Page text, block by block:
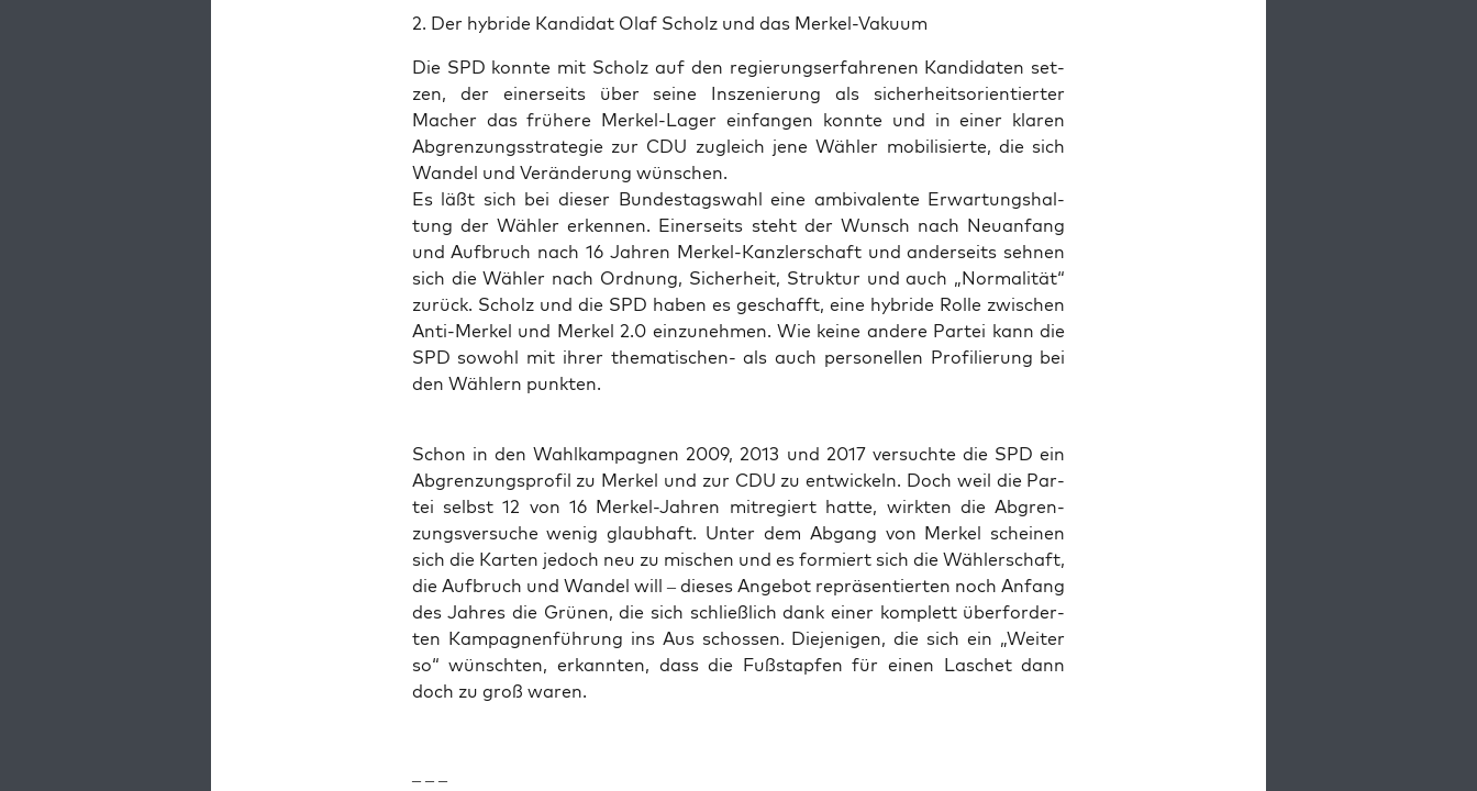
2. Der hybri­de Kan­di­dat Olaf Scholz und das Merkel-Vakuum
Die SPD konn­te mit Scholz auf den regie­rungs­er­fah­re­nen Kan­di­da­ten set­
zen, der einer­seits über sei­ne Insze­nie­rung als sicher­heits­ori­en­tier­ter
Macher das frü­he­re Mer­kel-Lager ein­fan­gen konn­te und in einer kla­ren
Abgren­zungs­stra­te­gie zur CDU zugleich jene Wäh­ler mobi­li­sier­te, die sich
Wan­del und Ver­än­de­rung wünschen.
Es läßt sich bei die­ser Bun­des­tags­wahl eine ambi­va­len­te Erwar­tungs­hal­
tung der Wäh­ler erken­nen. Einer­seits steht der Wunsch nach Neu­an­fang
und Auf­bruch nach 16 Jah­ren Mer­kel-Kanz­ler­schaft und ander­seits seh­nen
sich die Wäh­ler nach Ord­nung, Sicher­heit, Struk­tur und auch „Nor­ma­li­tät“
zurück. Scholz und die SPD haben es geschafft, eine hybri­de Rol­le zwi­schen
Anti-Mer­kel und Mer­kel 2.0 ein­zu­neh­men. Wie kei­ne ande­re Par­tei kann die
SPD sowohl mit ihrer the­ma­ti­schen- als auch per­so­nel­len Pro­fi­lie­rung bei
den Wäh­lern punkten.
Schon in den Wahl­kam­pa­gnen 2009, 2013 und 2017 ver­such­te die SPD ein
Abgren­zungs­pro­fil zu Mer­kel und zur CDU zu ent­wi­ckeln. Doch weil die Par­
tei selbst 12 von 16 Mer­kel-Jah­ren mit­re­giert hat­te, wirk­ten die Abgren­
zungs­ver­su­che wenig glaub­haft. Unter dem Abgang von Mer­kel schei­nen
sich die Kar­ten jedoch neu zu mischen und es for­miert sich die Wäh­ler­schaft,
die Auf­bruch und Wan­del will – die­ses Ange­bot reprä­sen­tier­ten noch Anfang
des Jah­res die Grü­nen, die sich schließ­lich dank einer kom­plett über­for­der­
ten Kam­pa­gnen­füh­rung ins Aus schos­sen. Die­je­ni­gen, die sich ein „Wei­ter
so“ wünsch­ten, erkann­ten, dass die Fuß­stap­fen für einen Laschet dann
doch zu groß waren.
– – –